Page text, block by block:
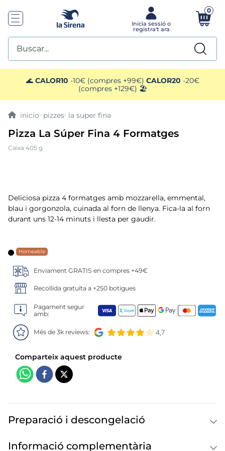
0
Buscar...
🌊 CALOR10 -10€ (compres +99€) CALOR20 -20€
(compres +129€) 🏖️
pizzes la super fina
Pizza La Súper Fina 4 Formatges
Caixa 405 g
Deliciosa pizza 4 formatges amb mozzarella, emmental,
blau i gorgonzola, cuinada al forn de llenya. Fica-la al forn
durant uns 12-14 minuts i llesta per gaudir.
Horneable
Enviament GRATIS en compres +49€
Recollida gratuïta a +250 botigues
Pagament segur
amb:
Més de 3k reviews:
Preparació i descongelació
Informació complementària
TOP SEARCHES
1. plato preparado
3. gelats sirena
5. preparado paella
7. menus
8. helados polos
10. calamar sirena